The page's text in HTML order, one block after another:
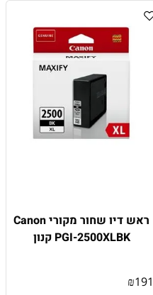
ראש דיו שחור מקורי Canon
PGI-2500XLBK קנון
₪191